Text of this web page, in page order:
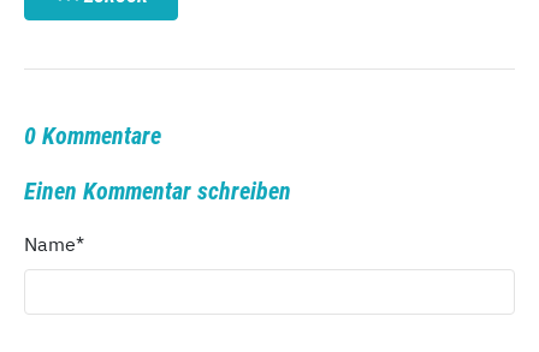
0 Kommentare
Einen Kommentar schreiben
Name*